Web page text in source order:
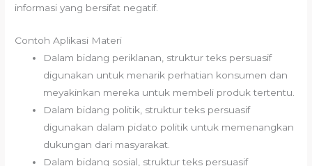
informasi yang bersifat negatif.
Contoh Aplikasi Materi
Dalam bidang periklanan, struktur teks persuasif
digunakan untuk menarik perhatian konsumen dan
meyakinkan mereka untuk membeli produk tertentu.
Dalam bidang politik, struktur teks persuasif
digunakan dalam pidato politik untuk memenangkan
dukungan dari masyarakat.
Dalam bidang sosial, struktur teks persuasif